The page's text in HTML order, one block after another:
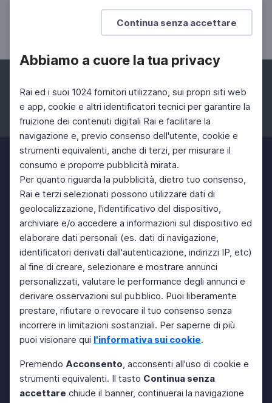
Continua senza accettare
Abbiamo a cuore la tua privacy
Rai ed i suoi 1024 fornitori utilizzano, sui propri siti web
e app, cookie e altri identificatori tecnici per garantire la
fruizione dei contenuti digitali Rai e facilitare la
navigazione e, previo consenso dell'utente, cookie e
strumenti equivalenti, anche di terzi, per misurare il
consumo e proporre pubblicità mirata.
Per quanto riguarda la pubblicità, dietro tuo consenso,
Rai e terzi selezionati possono utilizzare dati di
geolocalizzazione, l'identificativo del dispositivo,
archiviare e/o accedere a informazioni sul dispositivo ed
elaborare dati personali (es. dati di navigazione,
identificatori derivati dall'autenticazione, indirizzi IP, etc)
al fine di creare, selezionare e mostrare annunci
personalizzati, valutare le performance degli annunci e
derivare osservazioni sul pubblico. Puoi liberamente
prestare, rifiutare o revocare il tuo consenso senza
incorrere in limitazioni sostanziali. Per saperne di più
puoi visionare qui l'informativa sui cookie.
Premendo Acconsento, acconsenti all'uso di cookie e
strumenti equivalenti. Il tasto Continua senza
accettare chiude il banner, continuerai la navigazione
04 Apr 2024 > 04 Apr 2024
Facebook Instagram Twitter